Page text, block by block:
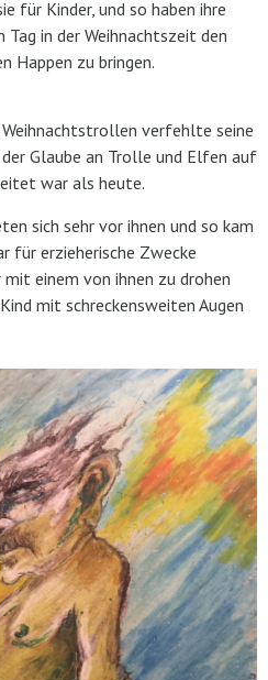
für Kinder, und so haben ihre
Tag in der Weihnachtszeit den
Happen zu bringen.
Weihnachtstrollen verfehlte seine
Glaube an Trolle und Elfen auf
war als heute.
sich sehr vor ihnen und so kam
für erzieherische Zwecke
einem von ihnen zu drohen
mit schreckensweiten Augen